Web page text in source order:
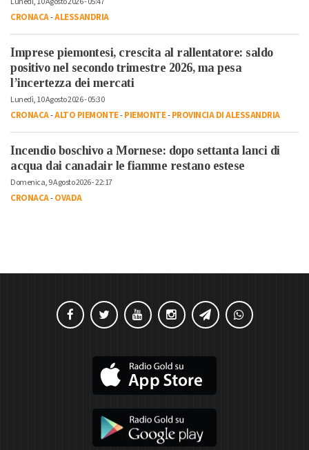
CRONACA-ALESSANDRIA
Imprese piemontesi, crescita al rallentatore: saldo
positivo nel secondo trimestre 2026, ma pesa
l’incertezza dei mercati
Lunedì, 10 Agosto 2026 - 05:30
CRONACA-ALTO PIEMONTE-PIEMONTE-PROVINCIA DI ALESSANDRIA
Incendio boschivo a Mornese: dopo settanta lanci di
acqua dai canadair le fiamme restano estese
Domenica, 9 Agosto 2026 - 22:17
CRONACA-OVADA